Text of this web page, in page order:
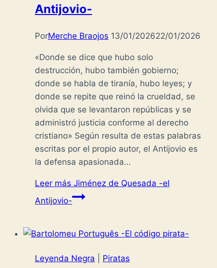
Antijovio-
PorMerche Braojos 13/01/202622/01/2026
«Donde se dice que hubo solo
destrucción, hubo también gobierno;
donde se habla de tiranía, hubo leyes; y
donde se repite que reinó la crueldad, se
olvida que se levantaron repúblicas y se
administró justicia conforme al derecho
cristiano» Según resulta de estas palabras
escritas por el propio autor, el Antijovio es
la defensa apasionada…
Leer más Jiménez de Quesada -el
Antijovio-
Leyenda Negra Piratas